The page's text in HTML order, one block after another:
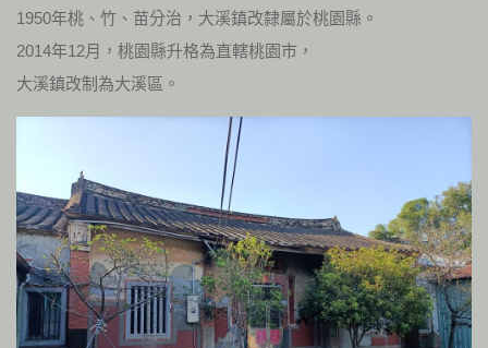
1950年桃、竹、苗分治，大溪鎮改隸屬於桃園縣。
2014年12月，桃園縣升格為直轄桃園市，
大溪鎮改制為大溪區。